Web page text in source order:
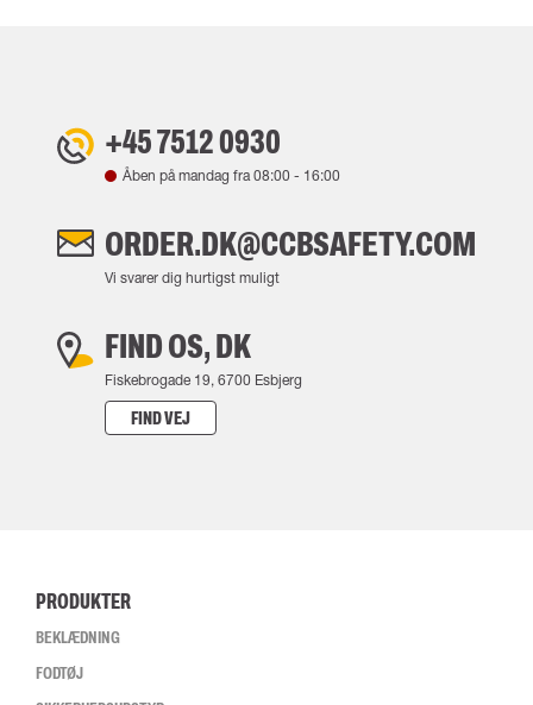
+45 7512 0930
Åben på mandag fra08:00 - 16:00
ORDER.DK@CCBSAFETY.COM
Vi svarer dig hurtigst muligt
FIND OS, DK
Fiskebrogade 19, 6700 Esbjerg
FIND VEJ
PRODUKTER
BEKLÆDNING
FODTØJ